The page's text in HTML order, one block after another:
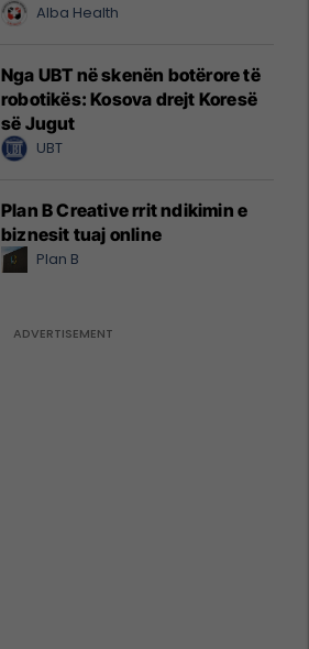
Alba Health
Nga UBT në skenën botërore të
robotikës: Kosova drejt Koresë
së Jugut
UBT
Plan B Creative rrit ndikimin e
biznesit tuaj online
Plan B